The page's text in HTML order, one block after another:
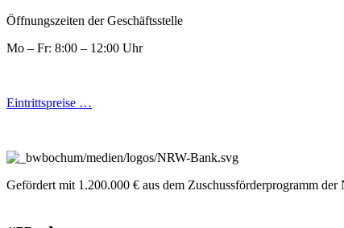
Öffnungszeiten der Geschäftsstelle
Mo – Fr: 8:00 – 12:00 Uhr
Eintrittspreise …
Gefördert mit 1.200.000 € aus dem Zuschussförderprogramm